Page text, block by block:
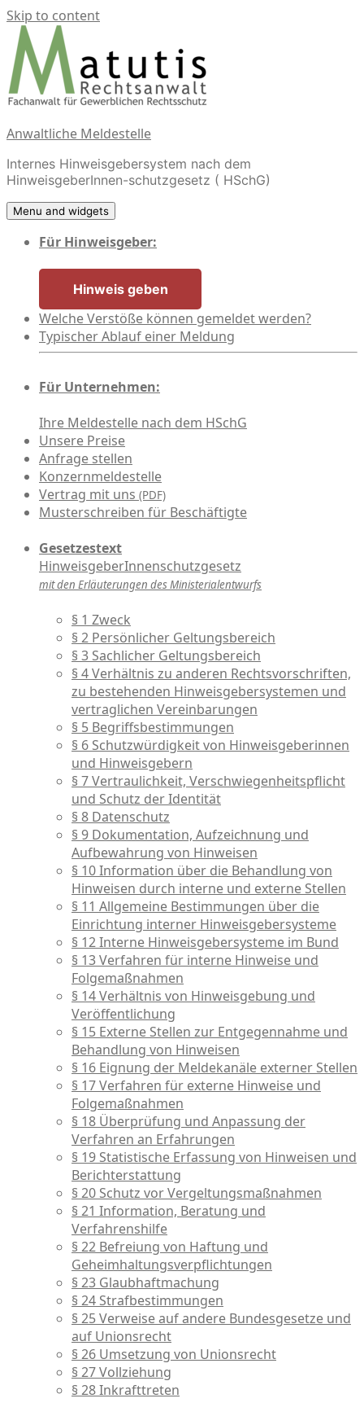
Skip to content
Anwaltliche Meldestelle
Internes Hinweisgebersystem nach dem
HinweisgeberInnen-schutzgesetz ( HSchG)
Menu and widgets
Für Hinweisgeber:
Hinweis geben
Welche Verstöße können gemeldet werden?
Typischer Ablauf einer Meldung
Für Unternehmen:
Ihre Meldestelle nach dem HSchG
Unsere Preise
Anfrage stellen
Konzernmeldestelle
Vertrag mit uns (PDF)
Musterschreiben für Beschäftigte
Gesetzestext
HinweisgeberInnenschutzgesetz
mit den Erläuterungen des Ministerialentwurfs
§ 1 Zweck
§ 2 Persönlicher Geltungsbereich
§ 3 Sachlicher Geltungsbereich
§ 4 Verhältnis zu anderen Rechtsvorschriften,
zu bestehenden Hinweisgebersystemen und
vertraglichen Vereinbarungen
§ 5 Begriffsbestimmungen
§ 6 Schutzwürdigkeit von Hinweisgeberinnen
und Hinweisgebern
§ 7 Vertraulichkeit, Verschwiegenheitspflicht
und Schutz der Identität
§ 8 Datenschutz
§ 9 Dokumentation, Aufzeichnung und
Aufbewahrung von Hinweisen
§ 10 Information über die Behandlung von
Hinweisen durch interne und externe Stellen
§ 11 Allgemeine Bestimmungen über die
Einrichtung interner Hinweisgebersysteme
§ 12 Interne Hinweisgebersysteme im Bund
§ 13 Verfahren für interne Hinweise und
Folgemaßnahmen
§ 14 Verhältnis von Hinweisgebung und
Veröffentlichung
§ 15 Externe Stellen zur Entgegennahme und
Behandlung von Hinweisen
§ 16 Eignung der Meldekanäle externer Stellen
§ 17 Verfahren für externe Hinweise und
Folgemaßnahmen
§ 18 Überprüfung und Anpassung der
Verfahren an Erfahrungen
§ 19 Statistische Erfassung von Hinweisen und
Berichterstattung
§ 20 Schutz vor Vergeltungsmaßnahmen
§ 21 Information, Beratung und
Verfahrenshilfe
§ 22 Befreiung von Haftung und
Geheimhaltungsverpflichtungen
§ 23 Glaubhaftmachung
§ 24 Strafbestimmungen
§ 25 Verweise auf andere Bundesgesetze und
auf Unionsrecht
§ 26 Umsetzung von Unionsrecht
§ 27 Vollziehung
§ 28 Inkrafttreten